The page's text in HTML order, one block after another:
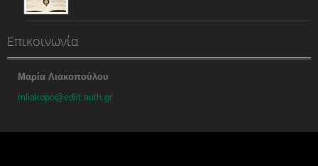
Επικοινωνία
Μαρία Λιακοπούλου
mliakopo@edlit.auth.gr